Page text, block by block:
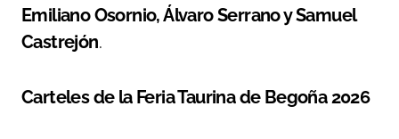
Emiliano Osornio, Álvaro Serrano y Samuel
Castrejón.
Carteles de la Feria Taurina de Begoña 2026